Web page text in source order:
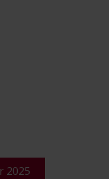
2025